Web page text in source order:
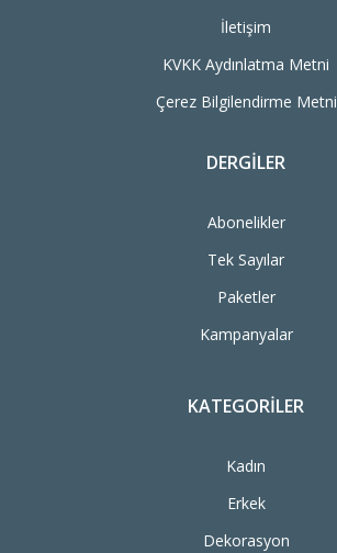
İletişim
KVKK Aydınlatma Metni
Çerez Bilgilendirme Metni
DERGILER
Abonelikler
Tek Sayılar
Paketler
Kampanyalar
KATEGORILER
Kadın
Erkek
Dekorasyon